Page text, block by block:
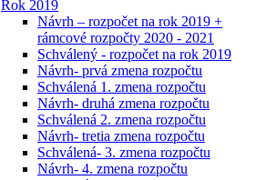
Rok 2019
Návrh – rozpočet na rok 2019 +
rámcové rozpočty 2020 - 2021
Schválený - rozpočet na rok 2019
Návrh- prvá zmena rozpočtu
Schválená 1. zmena rozpočtu
Návrh- druhá zmena rozpočtu
Schválená 2. zmena rozpočtu
Návrh- tretia zmena rozpočtu
Schválená- 3. zmena rozpočtu
Návrh- 4. zmena rozpočtu